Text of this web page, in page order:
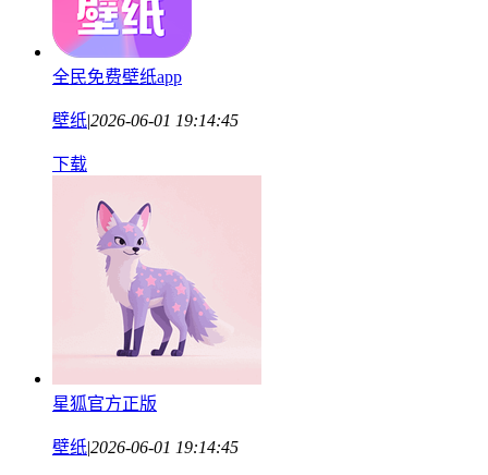
全民免费壁纸app
壁纸2026-06-01 19:14:45
下载
星狐官方正版
壁纸2026-06-01 19:14:45